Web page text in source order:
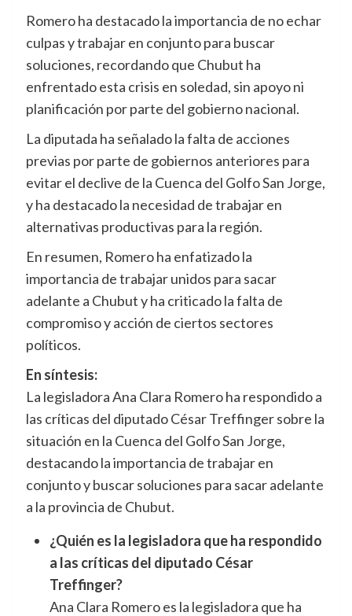
Romero ha destacado la importancia de no echar
culpas y trabajar en conjunto para buscar
soluciones, recordando que Chubut ha
enfrentado esta crisis en soledad, sin apoyo ni
planificación por parte del gobierno nacional.
La diputada ha señalado la falta de acciones
previas por parte de gobiernos anteriores para
evitar el declive de la Cuenca del Golfo San Jorge,
y ha destacado la necesidad de trabajar en
alternativas productivas para la región.
En resumen, Romero ha enfatizado la
importancia de trabajar unidos para sacar
adelante a Chubut y ha criticado la falta de
compromiso y acción de ciertos sectores
políticos.
En síntesis:
La legisladora Ana Clara Romero ha respondido a
las críticas del diputado César Treffinger sobre la
situación en la Cuenca del Golfo San Jorge,
destacando la importancia de trabajar en
conjunto y buscar soluciones para sacar adelante
a la provincia de Chubut.
¿Quién es la legisladora que ha respondido
a las críticas del diputado César
Treffinger?
Ana Clara Romero es la legisladora que ha